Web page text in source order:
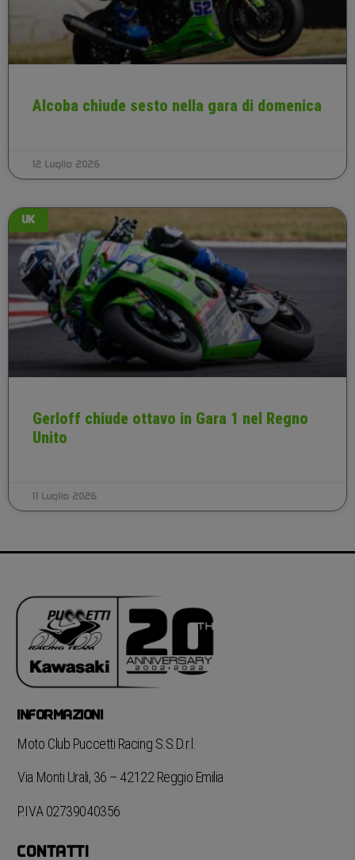
Alcoba chiude sesto nella gara di domenica
12 Luglio 2026
UK
Gerloff chiude ottavo in Gara 1 nel Regno
Unito
11 Luglio 2026
INFORMAZIONI
Moto Club Puccetti Racing S.S.D.r.l.
Via Monti Urali, 36 – 42122 Reggio Emilia
P.IVA 02739040356
CONTATTI